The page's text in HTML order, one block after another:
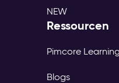
NEW
Ressourcen
Pimcore
Blogs